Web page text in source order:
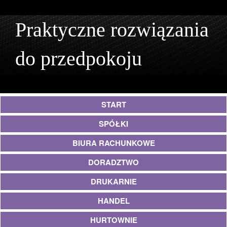
Praktyczne rozwiązania
do przedpokoju
START
SPÓŁKI
BIURA RACHUNKOWE
DORADZTWO
DRUKARNIE
HANDEL
HURTOWNIE